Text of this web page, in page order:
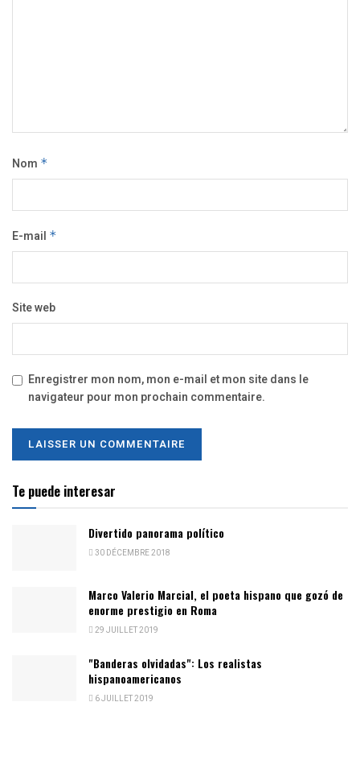
Nom *
E-mail *
Site web
Enregistrer mon nom, mon e-mail et mon site dans le
navigateur pour mon prochain commentaire.
Te puede interesar
Divertido panorama político
30 DÉCEMBRE 2018
Marco Valerio Marcial, el poeta hispano que gozó de
enorme prestigio en Roma
29 JUILLET 2019
"Banderas olvidadas": Los realistas
hispanoamericanos
6 JUILLET 2019